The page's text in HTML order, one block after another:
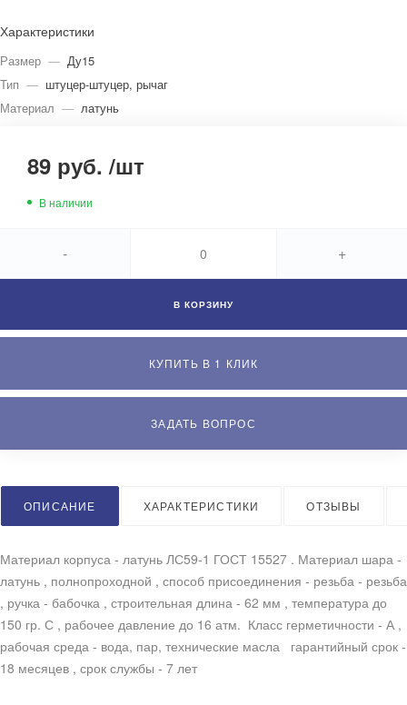
Характеристики
Размер — Ду15
Тип — штуцер-штуцер, рычаг
Материал — латунь
89 руб. /шт
В наличии
- +
В КОРЗИНУ
КУПИТЬ В 1 КЛИК
ЗАДАТЬ ВОПРОС
ОПИСАНИЕ ХАРАКТЕРИСТИКИ ОТЗЫВЫ
Материал корпуса - латунь ЛС59-1 ГОСТ 15527 . Материал шара -
латунь , полнопроходной , способ присоединения - резьба - резьба
, ручка - бабочка , строительная длина - 62 мм , температура до
150 гр. С , рабочее давление до 16 атм. Класс герметичности - А ,
рабочая среда - вода, пар, технические масла гарантийный срок -
18 месяцев , срок службы - 7 лет